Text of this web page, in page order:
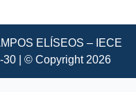
ELÍSEOS – IECE
30 | © Copyright 2026